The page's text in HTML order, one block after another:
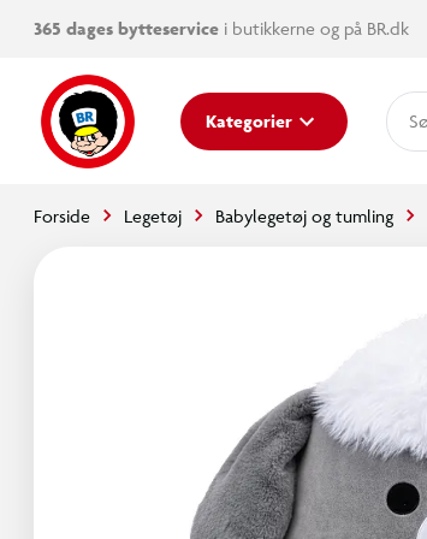
365 dages bytteservice i butikkerne og på BR.dk
Kategorier
Forside Legetøj Babylegetøj og tumling